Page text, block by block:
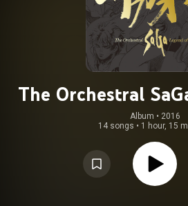
The Orchestral
Music-
Album • 2016
14 songs • 1 hour, 15